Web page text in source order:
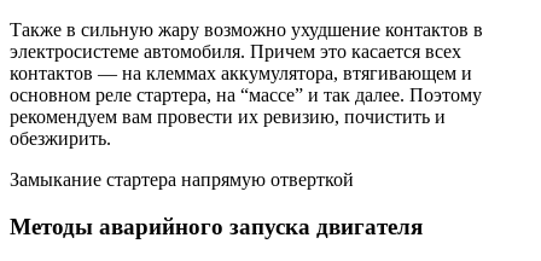
Также в сильную жару возможно ухудшение контактов в
электросистеме автомобиля. Причем это касается всех
контактов — на клеммах аккумулятора, втягивающем и
основном реле стартера, на “массе” и так далее. Поэтому
рекомендуем вам провести их ревизию, почистить и
обезжирить.
Замыкание стартера напрямую отверткой
Методы аварийного запуска двигателя